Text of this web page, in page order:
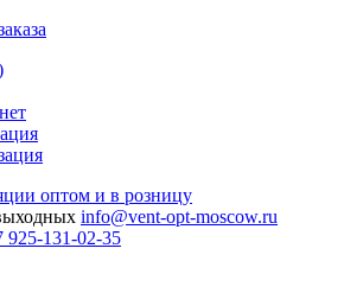
info@vent-opt-moscow.ru
925-131-02-35